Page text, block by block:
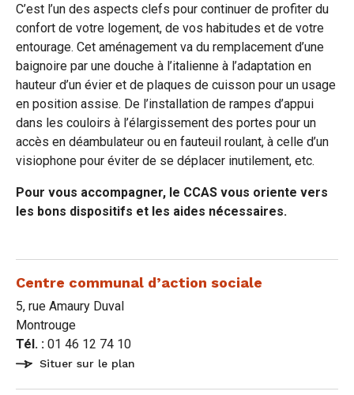
C’est l’un des aspects clefs pour continuer de profiter du
confort de votre logement, de vos habitudes et de votre
entourage. Cet aménagement va du remplacement d’une
baignoire par une douche à l’italienne à l’adaptation en
hauteur d’un évier et de plaques de cuisson pour un usage
en position assise. De l’installation de rampes d’appui
dans les couloirs à l’élargissement des portes pour un
accès en déambulateur ou en fauteuil roulant, à celle d’un
visiophone pour éviter de se déplacer inutilement, etc.
Pour vous accompagner, le CCAS vous oriente vers
les bons dispositifs et les aides nécessaires.
Centre communal d’action sociale
5, rue Amaury Duval
Montrouge
Tél. : 01 46 12 74 10
Situer sur le plan